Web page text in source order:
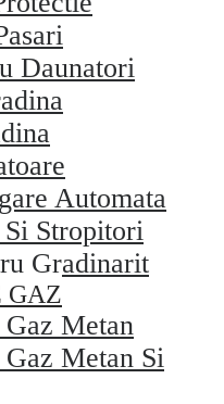
Daunatori
Automata
Stropitori
Gradinarit
GAZ
Metan
Metan Si